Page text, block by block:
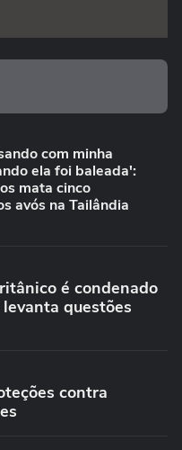
com minha
ela foi baleada':
mata cinco
avós na Tailândia
é condenado
questões
contra